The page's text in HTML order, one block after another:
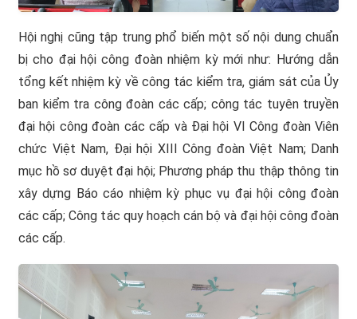
Hội nghị cũng tập trung phổ biến một số nội dung chuẩn
bị cho đại hội công đoàn nhiệm kỳ mới như: Hướng dẫn
tổng kết nhiệm kỳ về công tác kiểm tra, giám sát của Ủy
ban kiểm tra công đoàn các cấp; công tác tuyên truyền
đại hội công đoàn các cấp và Đại hội VI Công đoàn Viên
chức Việt Nam, Đại hội XIII Công đoàn Việt Nam; Danh
mục hồ sơ duyệt đại hội; Phương pháp thu thập thông tin
xây dựng Báo cáo nhiệm kỳ phục vụ đại hội công đoàn
các cấp; Công tác quy hoạch cán bộ và đại hội công đoàn
các cấp.